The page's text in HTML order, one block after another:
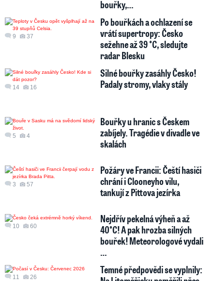
bouřky,…
9 37
Po bouřkách a ochlazení se
vrátí supertropy: Česko
sežehne až 39 °C, sledujte
radar Blesku
14 16
Silné bouřky zasáhly Česko!
Padaly stromy, vlaky stály
5 4
Bouřky u hranic s Českem
zabíjely. Tragédie v divadle ve
skalách
3 57
Požáry ve Francii: Čeští hasiči
chrání i Clooneyho vilu,
tankují z Pittova jezírka
10 60
Nejdřív pekelná výheň a až
40°C! A pak hrozba silných
bouřek! Meteorologové vydali
…
11 26
Temné předpovědi se vyplnily: